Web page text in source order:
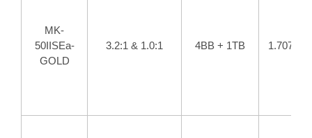
MK-
50IISEa-
GOLD
3.2:1 & 1.0:1 4BB + 1TB 1.707